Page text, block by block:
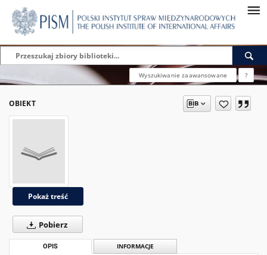
Wyszukiwanie zaawansowane ?
OBIEKT
Pokaż treść
Pobierz
OPIS INFORMACJE